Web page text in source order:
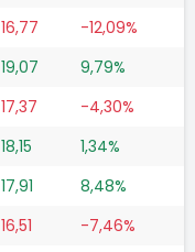
16,77
-12,09%
19,07
9,79%
17,37
-4,30%
18,15
1,34%
17,91
8,48%
16,51
-7,46%